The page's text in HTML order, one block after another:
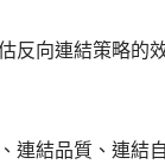
反向連結策略的
連結品質、連結